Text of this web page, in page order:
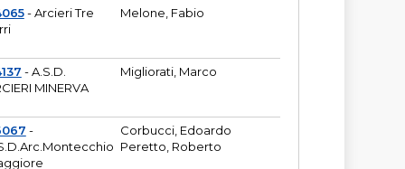
- Arcieri Tre
Melone, Fabio
- A.S.D.
MINERVA
Migliorati, Marco
-
Corbucci, Edoardo
Peretto, Roberto